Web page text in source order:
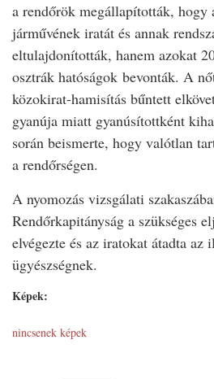
a rendőrök megállapították, hogy
járművének iratát és annak
eltulajdonították, hanem azokat
osztrák hatóságok bevonták. A
közokirat-hamisítás bűntett
gyanúja miatt gyanúsítottként
során beismerte, hogy valótlan
a rendőrségen.
A nyomozás vizsgálati
Rendőrkapitányság a szükséges
elvégezte és az iratokat átadta az
ügyészségnek.
Képek:
nincsenek képek